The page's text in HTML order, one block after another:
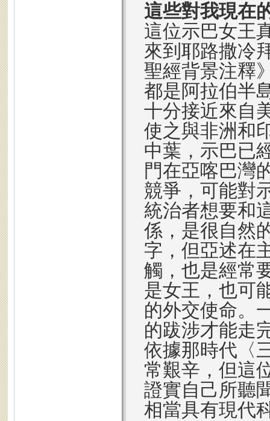
這些對我現在
這位示巴女王
來到耶路撒冷
聖經背景注釋
都是阿拉伯半
十分接近來自
使之與非洲和
中葉，示巴已
門在亞喀巴灣
競爭，可能對
統治者想要和
係，是很自然
字，但亞述在
觸，也是經常
是女王，也可
的外交使命。
的跋涉才能走
依據那時代〈
常艱辛，但這
證實自己所聽
相當具有現代